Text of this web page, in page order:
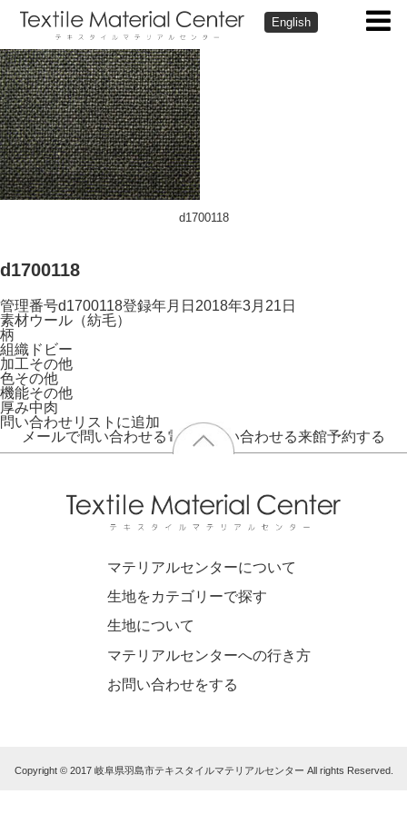
English
d1700118
d1700118
管理番号d1700118登録年月日 2018年3月21日
素材ウール（紡毛）
柄
組織 ドビー
加工その他
色その他
機能その他
厚み中肉
問い合わせリストに追加
メールで問い合わせる電話で問い合わせる来館予約する
マテリアルセンターについて
生地をカテゴリーで探す
生地について
マテリアルセンターへの行き方
お問い合わせをする
Copyright © 2017 岐阜県羽島市テキスタイルマテリアルセンター All rights Reserved.